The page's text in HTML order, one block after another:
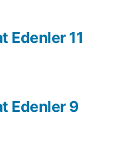
Edenler 9
Edenler 11